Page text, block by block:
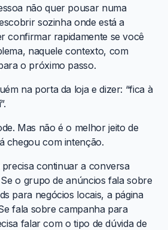
não quer pousar numa
sozinha onde está a
confirmar rapidamente se você
naquele contexto, com
o próximo passo.
na porta da loja e dizer: “fica à
Mas não é o melhor jeito de
chegou com intenção.
precisa continuar a conversa
o grupo de anúncios fala sobre
para negócios locais, a página
fala sobre campanha para
falar com o tipo de dúvida de